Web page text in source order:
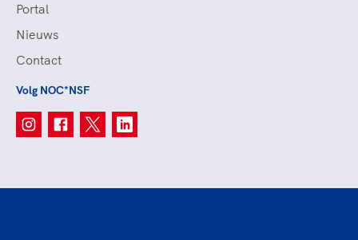
Portal
Nieuws
Contact
Volg NOC*NSF